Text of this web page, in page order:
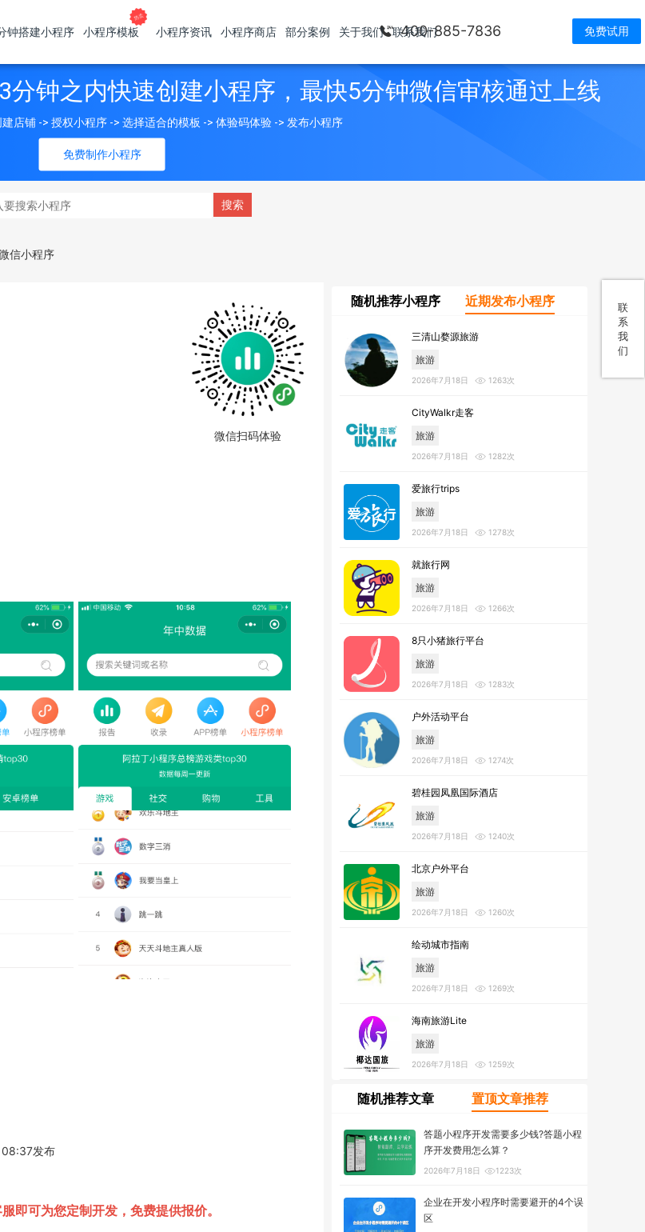
400-885-7836 免费试用
钟搭建小程序 小程序模板 小程序资讯 小程序商店 部分案例 关于我们 联系我们
联
系
我
们
钟之内快速创建小程序，最快5分钟微信审核通过上线
免费制作小程序
店铺 -> 授权小程序 -> 选择适合的模板 -> 体验码体验 -> 发布小程序
信小程序
微信扫码体验
08:37发布
即可为您定制开发，免费提供报价。
随机推荐小程序 近期发布小程序
三清山婺源旅游
旅游
2026年7月18日 1263次
CityWalkr走客
旅游
2026年7月18日 1282次
爱旅行trips
旅游
2026年7月18日 1278次
就旅行网
旅游
2026年7月18日 1266次
8只小猪旅行平台
旅游
2026年7月18日 1283次
户外活动平台
旅游
2026年7月18日 1274次
碧桂园凤凰国际酒店
旅游
2026年7月18日 1240次
北京户外平台
旅游
2026年7月18日 1260次
绘动城市指南
旅游
2026年7月18日 1269次
海南旅游Lite
旅游
2026年7月18日 1259次
随机推荐文章 置顶文章推荐
答题小程序开发需要多少钱?答题小程
序开发费用怎么算？
2026年7月18日 1223次
企业在开发小程序时需要避开的4个误
区